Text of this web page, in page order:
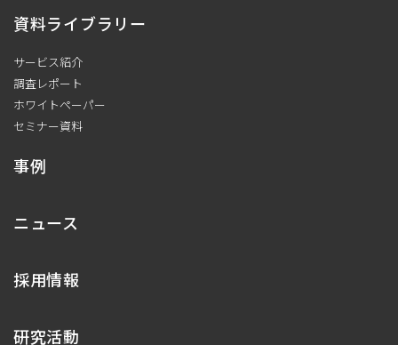
資料ライブラリー
サービス紹介
調査レポート
ホワイトペーパー
セミナー資料
事例
ニュース
採用情報
研究活動